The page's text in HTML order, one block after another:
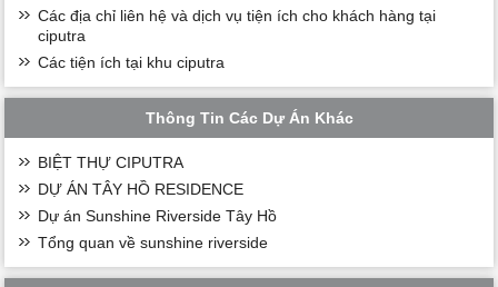
Các địa chỉ liên hệ và dịch vụ tiện ích cho khách hàng tại
ciputra
Các tiện ích tại khu ciputra
Thông Tin Các Dự Án Khác
BIỆT THỰ CIPUTRA
DỰ ÁN TÂY HỒ RESIDENCE
Dự án Sunshine Riverside Tây Hồ
Tổng quan về sunshine riverside